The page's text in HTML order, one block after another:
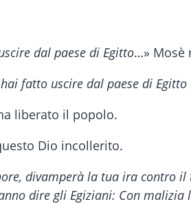
dal paese di Egitto…» Mosè
hai fatto uscire dal paese di
liberato il popolo.
Dio incollerito.
divamperà la tua ira contro
dire gli Egiziani: Con